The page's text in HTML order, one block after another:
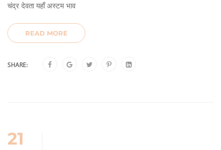
चंद्र देवता यहाँ अस्टम भाव
READ MORE
SHARE:
21